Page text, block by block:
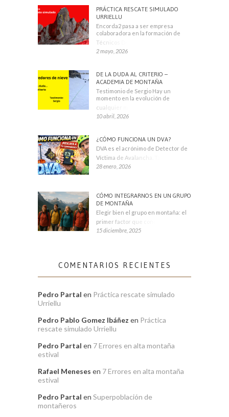
PRÁCTICA RESCATE SIMULADO
URRIELLU
Encorda2 pasa a ser empresa
colaboradora en la formación de
Técnicos Deportivos
2 mayo, 2026
DE LA DUDA AL CRITERIO –
ACADEMIA DE MONTAÑA
Testimonio de Sergio Hay un
momento en la evolución de
cualquier montañero
10 abril, 2026
¿CÓMO FUNCIONA UN DVA?
DVA es el acrónimo de Detector de
Víctima de Avalancha. También se
28 enero, 2026
CÓMO INTEGRARNOS EN UN GRUPO
DE MONTAÑA
Elegir bien el grupo en montaña: el
primer factor que condiciona tu
15 diciembre, 2025
COMENTARIOS RECIENTES
Pedro Partal en Práctica rescate simulado
Urriellu
Pedro Pablo Gomez Ibáñez en Práctica
rescate simulado Urriellu
Pedro Partal en 7 Errores en alta montaña
estival
Rafael Meneses en 7 Errores en alta montaña
estival
Pedro Partal en Superpoblación de
montañeros